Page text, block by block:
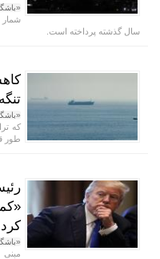
شمار
سال گذشته پرداخته است.
که
طور
کرد